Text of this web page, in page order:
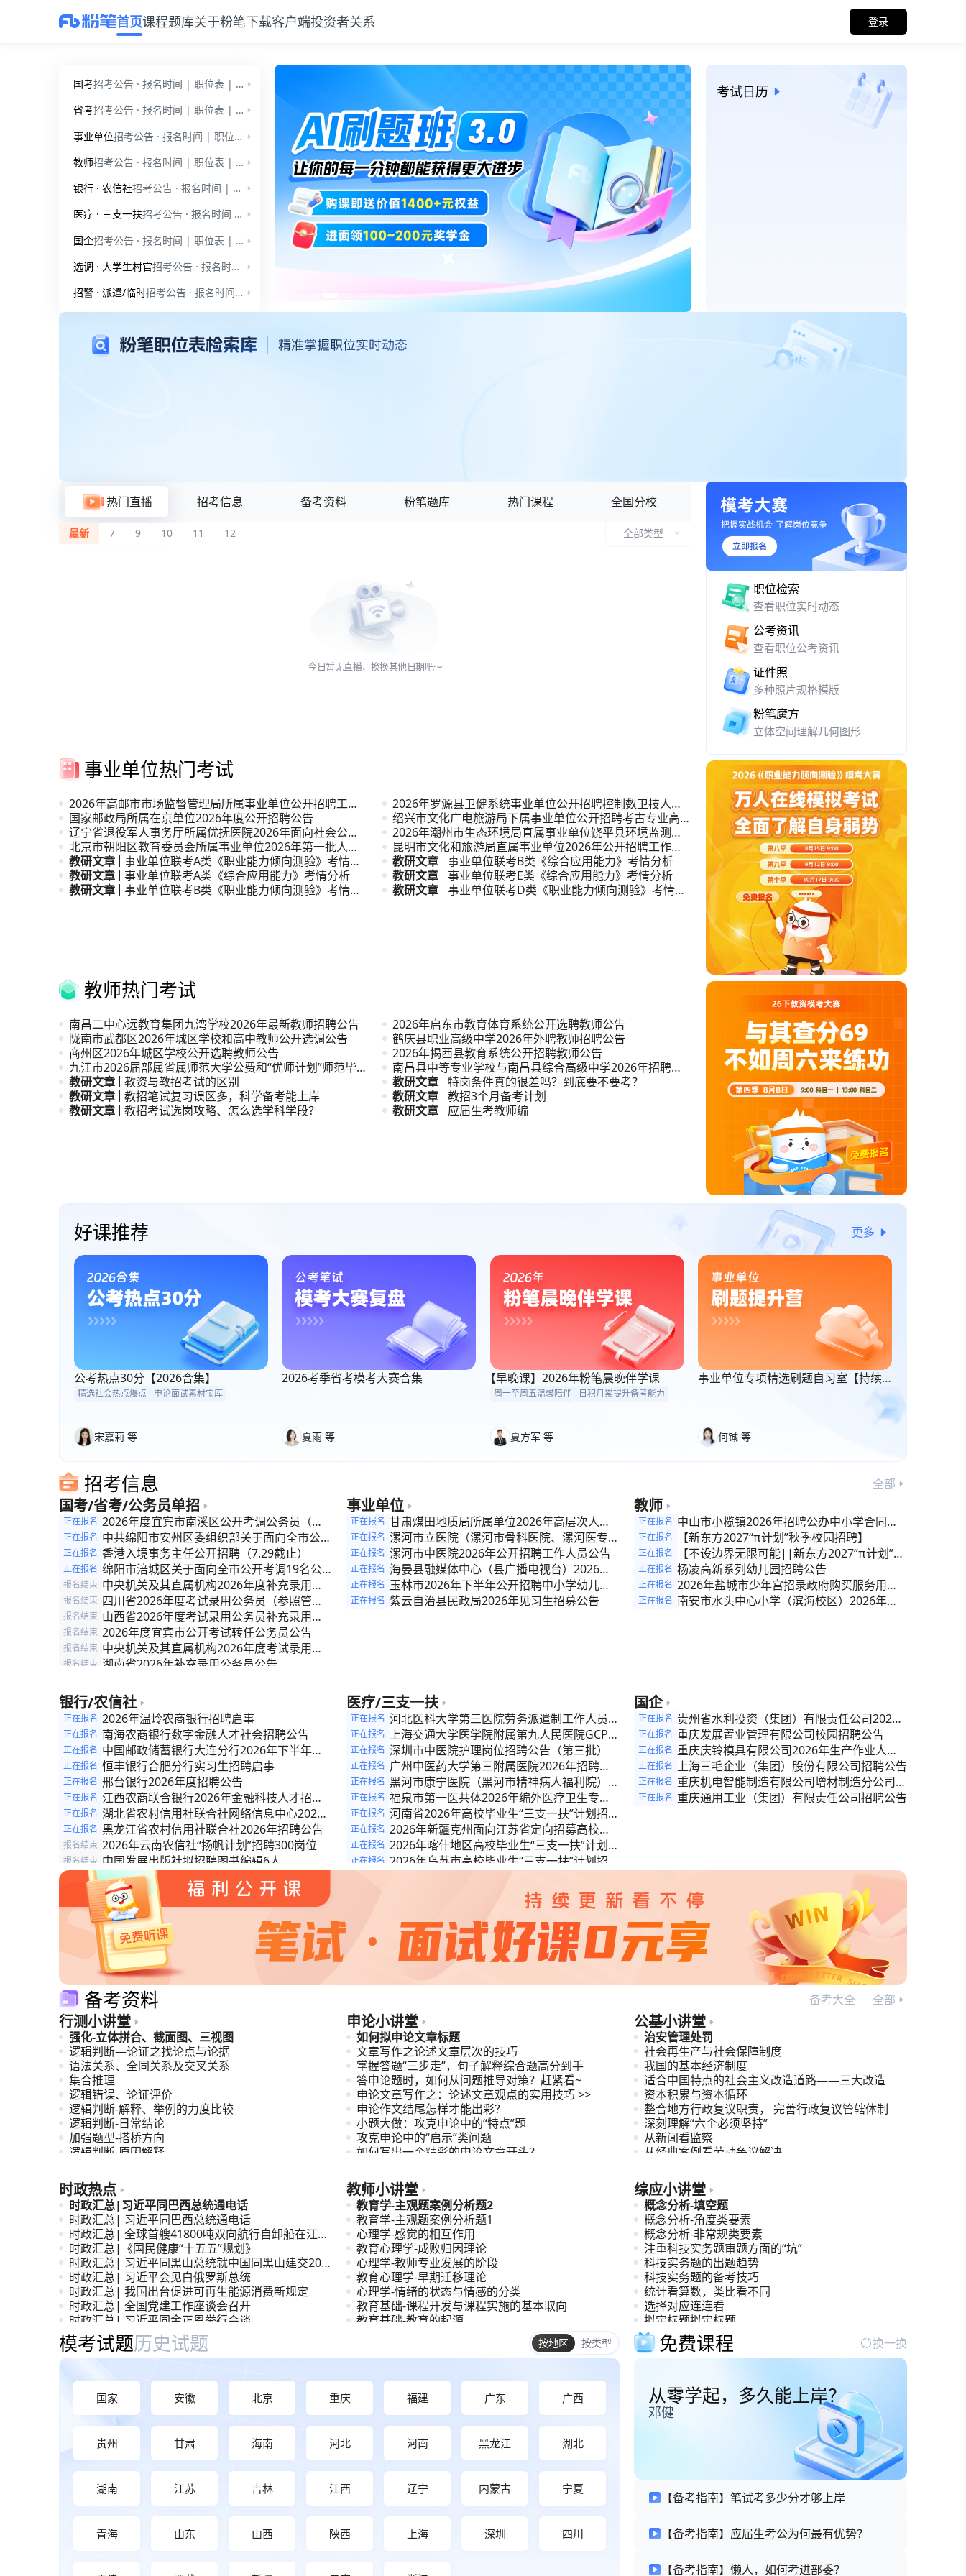
首页课程题库关于粉笔下载客户端投资者关系 登录
国考
招考公告 · 报名时间 | 职位表 | 公告通知 | 国家公务员-行测 | 国家公务员-申论 | 行测小讲堂 | 申论小讲堂 | 时政热点
省考
招考公告 · 报名时间 | 职位表 | 公告通知 | 省考模拟题-行测 | 省考小模考-申论 | 行测小讲堂 | 申论小讲堂 | 时政热点
事业单位
招考公告 · 报名时间 | 职位表 | 公告通知 | 事业单位-职测 | 事业单位-综应 | 公基小讲堂 | 综应小讲堂
教师
招考公告 · 报名时间 | 职位表 | 公告通知 | 教师招聘-学前教育 | 教师招聘-教育综合知识 | 教师小讲堂
银行 · 农信社
招考公告 · 报名时间 | 职位表 | 公告通知 | 银行招聘 | 招考公告 · 报名时间 · 职位表 | 公告通知 | 农信社
医疗 · 三支一扶
招考公告 · 报名时间 | 职位表 | 公告通知 | 医疗招聘-笔试 | 招考公告 · 报名时间 | 职位表 | 公告通知 | 三支一扶 | 三支一扶小讲堂
国企
招考公告 · 报名时间 | 职位表 | 公告通知 | 爱听干货
选调 · 大学生村官
招考公告 · 报名时间 · 职位表 | 公告通知 | 时政热点 | 爱听干货 | 招考公告 | 公告通知 | 时政热点 | 爱听干货
招警 · 派遣/临时
招考公告 · 报名时间 | 职位表 | 公告通知 | 公安招警 | 招考公告 · 报名时间 · 职位表 | 公告通知
考试日历
公考与事业单位备考服务
热门直播 招考信息 备考资料 粉笔题库 热门课程 全国分校
最新 7 9 10 11 12 全部类型
今日暂无直播，换换其他日期吧～
APP 下载与网页版入口
职位检索
查看职位实时动态
公考资讯
查看职位公考资讯
证件照
多种照片规格模版
粉笔魔方
立体空间理解几何图形
事业单位热门考试
2026年高邮市市场监督管理局所属事业单位公开招聘工作
人员公
国家邮政局所属在京单位2026年度公开招聘公告
辽宁省退役军人事务厅所属优抚医院2026年面向社会公开
招聘高
北京市朝阳区教育委员会所属事业单位2026年第一批人才
引进公
教研文章 事业单位联考A类《职业能力倾向测验》考情分
析
教研文章 事业单位联考A类《综合应用能力》考情分析
教研文章 事业单位联考B类《职业能力倾向测验》考情分
2026年罗源县卫健系统事业单位公开招聘控制数卫技人员
公告
绍兴市文化广电旅游局下属事业单位公开招聘考古专业高层
次人才公
2026年潮州市生态环境局直属事业单位饶平县环境监测站
公开招
昆明市文化和旅游局直属事业单位2026年公开招聘工作人
员公告
教研文章 事业单位联考B类《综合应用能力》考情分析
教研文章 事业单位联考E类《综合应用能力》考情分析
教研文章 事业单位联考D类《职业能力倾向测验》考情分
教师热门考试
南昌二中心远教育集团九湾学校2026年最新教师招聘公告
陇南市武都区2026年城区学校和高中教师公开选调公告
商州区2026年城区学校公开选聘教师公告
九江市2026届部属省属师范大学公费和“优师计划”师范毕业
生
教研文章 教资与教招考试的区别
教研文章 教招笔试复习误区多，科学备考能上岸
教研文章 教招考试选岗攻略、怎么选学科学段？
2026年启东市教育体育系统公开选聘教师公告
鹤庆县职业高级中学2026年外聘教师招聘公告
2026年揭西县教育系统公开招聘教师公告
南昌县中等专业学校与南昌县综合高级中学2026年招聘中
职与普
教研文章 特岗条件真的很差吗？到底要不要考？
教研文章 教招3个月备考计划
教研文章
应届生考教师编
好课推荐 更多
公考热点30分【2026合集】
精选社会热点爆点 申论面试素材宝库
宋嘉莉 等
2026考季省考模考大赛合集
夏雨 等
【早晚课】2026年粉笔晨晚伴学课
周一至周五温馨陪伴 日积月累提升备考能力
夏方军 等
事业单位专项精选刷题自习室【持续
何铖 等
招考信息 全部
国考/省考/公务员单招
正在报名 2026年度宜宾市南溪区公开考调公务员（参
照管理人员）的公告
正在报名 中共绵阳市安州区委组织部关于面向全市公开
考调公务员（参照管理人员）的公告
正在报名 香港入境事务主任公开招聘（7.29截止）
正在报名 绵阳市涪城区关于面向全市公开考调19名公
务员(参照管理人员)的公告
报名结束 中央机关及其直属机构2026年度补充录用公
务员公告
报名结束 四川省2026年度考试录用公务员（参照管理
工作人员）补充录用公告
报名结束 山西省2026年度考试录用公务员补充录用公
告
报名结束 2026年度宜宾市公开考试转任公务员公告
报名结束 中央机关及其直属机构2026年度考试录用公
务员公告
报名结束 湖南省2026年补充录用公务员公告
告
报名结束 2026年度济宁市各级机关补充录用公务员公
告
报名结束 新疆维吾尔自治区法院系统2026年度专项招
录法官助理公告
报名结束
阿里地区关于2026年度从优秀乡村振兴等专
干中招录（聘）公务员（事业编制人员）的公
告
事业单位
正在报名 甘肃煤田地质局所属单位2026年高层次人才
引进（第二期）公告
正在报名 漯河市立医院（漯河市骨科医院、漯河医专二
附院）2026年公开招聘工作人员公告
正在报名 漯河市中医院2026年公开招聘工作人员公告
正在报名 海晏县融媒体中心（县广播电视台）2026年
面向社会公开补录政府雇员公告
正在报名 玉林市2026年下半年公开招聘中小学幼儿园
教师公告
正在报名 紫云自治县民政局2026年见习生招募公告
教师
正在报名 中山市小榄镇2026年招聘公办中小学合同制
教师公告
正在报名 【新东方2027“π计划”秋季校园招聘】
正在报名
【不设边界无限可能||新东方2027“π计划”秋
季校园招聘】
正在报名 杨凌高新系列幼儿园招聘公告
正在报名 2026年盐城市少年宫招录政府购买服务用工
公告
正在报名 南安市水头中心小学（滨海校区）2026年秋
银行/农信社
正在报名 2026年温岭农商银行招聘启事
正在报名 南海农商银行数字金融人才社会招聘公告
正在报名 中国邮政储蓄银行大连分行2026年下半年社
会招聘
正在报名 恒丰银行合肥分行实习生招聘启事
正在报名 邢台银行2026年度招聘公告
正在报名 江西农商联合银行2026年金融科技人才招聘
公告
正在报名 湖北省农村信用社联合社网络信息中心2026
年度招聘劳务派遣科技专业人才公告（第二
批）
正在报名 黑龙江省农村信用社联合社2026年招聘公告
报名结束 2026年云南农信社“扬帆计划”招聘300岗位
报名结束 中国发展出版社拟招聘图书编辑6人
报名结束 安徽省农村信用社联合社金融科技人员常态化
招聘公告
报名结束 安徽省农村信用社联合社招聘公告
医疗/三支一扶
正在报名 河北医科大学第三医院劳务派遣制工作人员招
聘公告
正在报名 上海交通大学医学院附属第九人民医院GCP机
构办公室专职秘书招聘启事
正在报名 深圳市中医院护理岗位招聘公告（第三批）
正在报名 广州中医药大学第三附属医院2026年招聘公
告（第八批）
正在报名 黑河市康宁医院（黑河市精神病人福利院）招
聘公告
正在报名 福泉市第一医共体2026年编外医疗卫生专业
技术人员招聘简章
正在报名 河南省2026年高校毕业生“三支一扶”计划招募
公告
正在报名 2026年新疆克州面向江苏省定向招募高校毕
业生“三支一扶”计划人员的公告
正在报名 2026年喀什地区高校毕业生“三支一扶”计划招
募公告
正在报名 2026年乌苏市高校毕业生“三支一扶”计划招募
2026年和布克赛尔县高校毕业生“三支一扶”计
国企
正在报名 贵州省水利投资（集团）有限责任公司2026
年第一批次公开招聘公告
正在报名 重庆发展置业管理有限公司校园招聘公告
正在报名 重庆庆铃模具有限公司2026年生产作业人员
招聘公告
正在报名 上海三毛企业（集团）股份有限公司招聘公告
正在报名 重庆机电智能制造有限公司增材制造分公司招
聘公告
正在报名 重庆通用工业（集团）有限责任公司招聘公告
备考资料 备考大全 全部
行测小讲堂
强化-立体拼合、截面图、三视图
逻辑判断—论证之找论点与论据
语法关系、全同关系及交叉关系
集合推理
逻辑错误、论证评价
逻辑判断-解释、举例的力度比较
逻辑判断-日常结论
加强题型-搭桥方向
逻辑判断-原因解释
申论小讲堂
如何拟申论文章标题
文章写作之论述文章层次的技巧
掌握答题“三步走”，句子解释综合题高分到手
答申论题时，如何从问题推导对策？赶紧看~
申论文章写作之：论述文章观点的实用技巧 >>
申论作文结尾怎样才能出彩？
小题大做：攻克申论中的“特点”题
攻克申论中的“启示”类问题
如何写出一个精彩的申论文章开头？
公基小讲堂
治安管理处罚
社会再生产与社会保障制度
我国的基本经济制度
适合中国特点的社会主义改造道路——三大改造
资本积累与资本循环
整合地方行政复议职责， 完善行政复议管辖体制
深刻理解“六个必须坚持”
从新闻看监察
从经典案例看劳动争议解决
时政热点
时政汇总|习近平同巴西总统通电话
时政汇总| 习近平同巴西总统通电话
时政汇总| 全球首艘41800吨双向航行自卸船在江苏
交付
时政汇总|《国民健康“十五五”规划》
时政汇总| 习近平同黑山总统就中国同黑山建交20
周年互致贺电
时政汇总| 习近平会见白俄罗斯总统
时政汇总| 我国出台促进可再生能源消费新规定
时政汇总| 全国党建工作座谈会召开
时政汇总| 习近平同金正恩举行会谈
时政汇总| 《前瞻布局和发展未来产业》
教师小讲堂
教育学-主观题案例分析题2
教育学-主观题案例分析题1
心理学-感觉的相互作用
教育心理学-成败归因理论
心理学-教师专业发展的阶段
教育心理学-早期迁移理论
心理学-情绪的状态与情感的分类
教育基础-课程开发与课程实施的基本取向
教育基础-教育的起源
教育基础-教师专业发展的内容与方法
综应小讲堂
概念分析-填空题
概念分析-角度类要素
概念分析-非常规类要素
注重科技实务题审题方面的“坑”
科技实务题的出题趋势
科技实务题的备考技巧
统计看算数，类比看不同
选择对应连连看
拟定标题拟定标题
双管齐下，攻克“寓言哲理型材料”难关
模考大赛与历年真题
模考试题历史试题
国家 安徽 北京 重庆 福建 广东 广西
贵州 甘肃 海南 河北 河南 黑龙江 湖北
湖南 江苏 吉林 江西 辽宁 内蒙古 宁夏
青海 山东 山西 陕西 上海 深圳 四川
免费课程 换一换
从零学起，多久能上岸？
邓健
【备考指南】笔试考多少分才够上岸
【备考指南】应届生考公为何最有优势？
【备考指南】懒人，如何考进部委？